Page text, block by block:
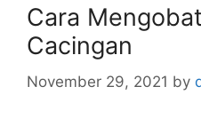
Cara
Cacingan
November 29, 2021 by